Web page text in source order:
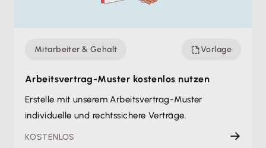
Mitarbeiter & Gehalt Vorlage
Arbeitsvertrag-Muster kostenlos nutzen
Erstelle mit unserem Arbeitsvertrag-Muster
individuelle und rechtssichere Verträge.
KOSTENLOS